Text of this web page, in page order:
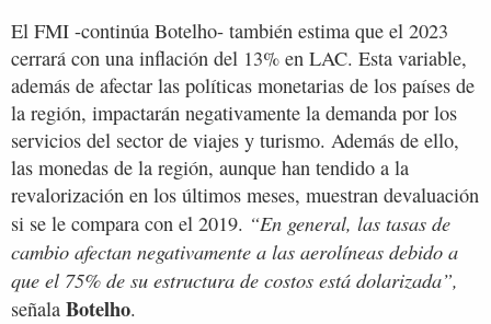
El FMI -continúa Botelho- también estima que el 2023
cerrará con una inflación del 13% en LAC. Esta variable,
además de afectar las políticas monetarias de los países de
la región, impactarán negativamente la demanda por los
servicios del sector de viajes y turismo. Además de ello,
las monedas de la región, aunque han tendido a la
revalorización en los últimos meses, muestran devaluación
si se le compara con el 2019. “En general, las tasas de
cambio afectan negativamente a las aerolíneas debido a
que el 75% de su estructura de costos está dolarizada”,
señala Botelho.